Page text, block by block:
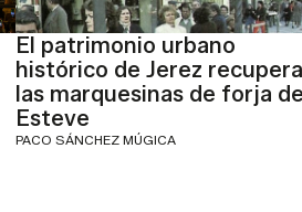
El patrimonio urbano
histórico de Jerez recupera
las marquesinas de forja de
Esteve
PACO SÁNCHEZ MÚGICA